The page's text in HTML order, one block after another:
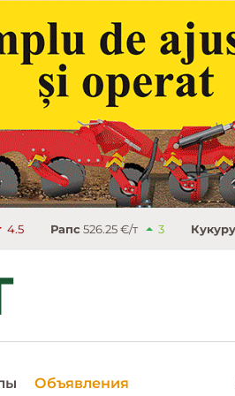
€/т 3 Кукуруза246.5 €/т 3
Объявления